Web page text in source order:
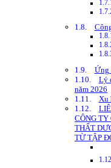
Ứng
Lý
năm 2026
Xu
CÔNG TY
THẤT
TỪ TẬP